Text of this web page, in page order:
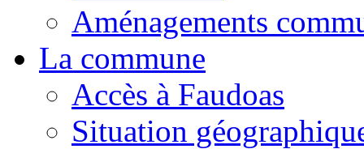
Aménagements
La commune
Accès à Faudoas
Situation